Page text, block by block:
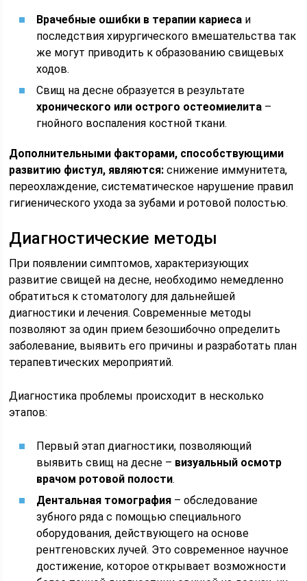
Врачебные ошибки в терапии кариеса и
последствия хирургического вмешательства так
же могут приводить к образованию свищевых
ходов.
Свищ на десне образуется в результате
хронического или острого остеомиелита –
гнойного воспаления костной ткани.
Дополнительными факторами, способствующими
развитию фистул, являются: снижение иммунитета,
переохлаждение, систематическое нарушение правил
гигиенического ухода за зубами и ротовой полостью.
Диагностические методы
При появлении симптомов, характеризующих
развитие свищей на десне, необходимо немедленно
обратиться к стоматологу для дальнейшей
диагностики и лечения. Современные методы
позволяют за один прием безошибочно определить
заболевание, выявить его причины и разработать план
терапевтических мероприятий.
Диагностика проблемы происходит в несколько
этапов:
Первый этап диагностики, позволяющий
выявить свищ на десне – визуальный осмотр
врачом ротовой полости.
Дентальная томография – обследование
зубного ряда с помощью специального
оборудования, действующего на основе
рентгеновских лучей. Это современное научное
достижение, которое открывает возможности